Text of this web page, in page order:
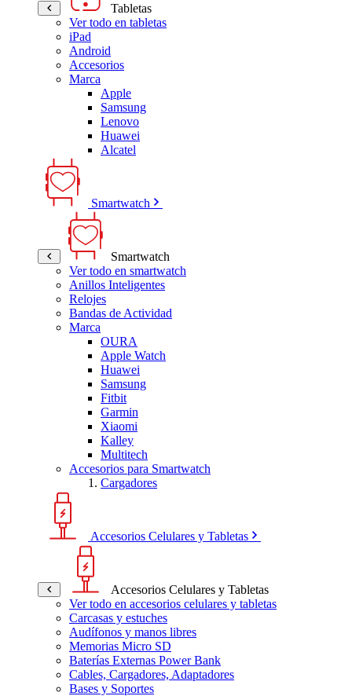
Tabletas
Ver todo en tabletas
iPad
Android
Accesorios
Marca
Apple
Samsung
Lenovo
Huawei
Alcatel
Smartwatch
Smartwatch
Ver todo en smartwatch
Anillos Inteligentes
Relojes
Bandas de Actividad
Marca
OURA
Apple Watch
Huawei
Samsung
Fitbit
Garmin
Xiaomi
Kalley
Multitech
Accesorios para Smartwatch
Cargadores
Accesorios Celulares y Tabletas
Accesorios Celulares y Tabletas
Ver todo en accesorios celulares y tabletas
Carcasas y estuches
Audífonos y manos libres
Memorias Micro SD
Baterías Externas Power Bank
Cables, Cargadores, Adaptadores
Bases y Soportes